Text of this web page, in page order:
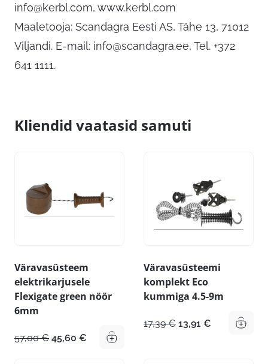
info@kerbl.com, www.kerbl.com
Maaletooja: Scandagra Eesti AS, Tähe 13, 71012
Viljandi. E-mail: info@scandagra.ee, Tel. +372
641 1111.
Kliendid vaatasid samuti
Väravasüsteem
elektrikarjusele
Flexigate green nöör
6mm
57,00€ Algne
45,60 € Praegune
Väravasüsteemi
komplekt Eco
kummiga 4.5-9m
17,39€ Algne
13,91 € Praegune